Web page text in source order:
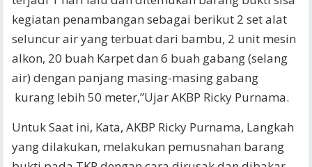
kegiatan penambangan sebagai berikut 2 set alat
seluncur air yang terbuat dari bambu, 2 unit mesin
alkon, 20 buah Karpet dan 6 buah gabang (selang
air) dengan panjang masing-masing gabang
kurang lebih 50 meter,”Ujar AKBP Ricky Purnama.
Untuk Saat ini, Kata, AKBP Ricky Purnama, Langkah
yang dilakukan, melakukan pemusnahan barang